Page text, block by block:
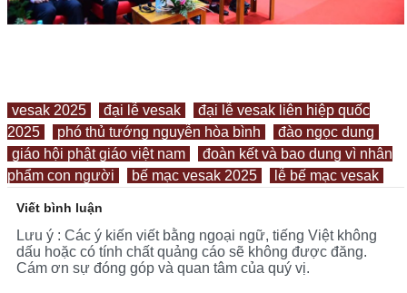
vesak 2025 đại lễ vesak
đại lễ vesak liên hiệp quốc
2025
phó thủ tướng nguyễn hòa bình
đào ngọc dung
giáo hội phật giáo việt nam
đoàn kết và bao dung vì nhân
phẩm con người
bế mạc vesak 2025 lễ bế mạc vesak
Viết bình luận
Lưu ý : Các ý kiến viết bằng ngoại ngữ, tiếng Việt không
dấu hoặc có tính chất quảng cáo sẽ không được đăng.
Cám ơn sự đóng góp và quan tâm của quý vị.